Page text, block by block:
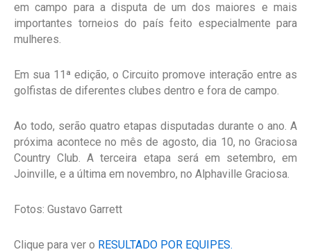
em campo para a disputa de um dos maiores e mais
importantes torneios do país feito especialmente para
mulheres.
Em sua 11ª edição, o Circuito promove interação entre as
golfistas de diferentes clubes dentro e fora de campo.
Ao todo, serão quatro etapas disputadas durante o ano. A
próxima acontece no mês de agosto, dia 10, no Graciosa
Country Club. A terceira etapa será em setembro, em
Joinville, e a última em novembro, no Alphaville Graciosa.
Fotos: Gustavo Garrett
Clique para ver o RESULTADO POR EQUIPES.